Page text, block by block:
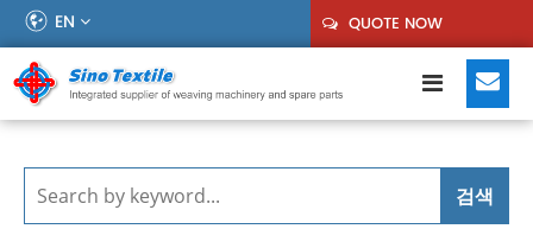
EN QUOTE NOW
검색